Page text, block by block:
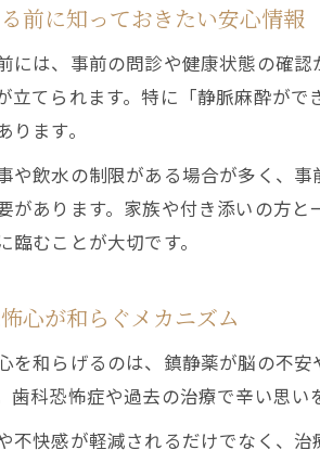
静
静
静
前に知っておきたい安心情報
には、事前の問診や健康状態の確
立てられます。特に「静脈麻酔が
ます。
や飲水の制限がある場合が多く、
があります。家族や付き添いの方
むことが大切です。
心が和らぐメカニズム
を和らげるのは、鎮静薬が脳の不
歯科恐怖症や過去の治療で辛い思い
不快感が軽減されるだけでなく、